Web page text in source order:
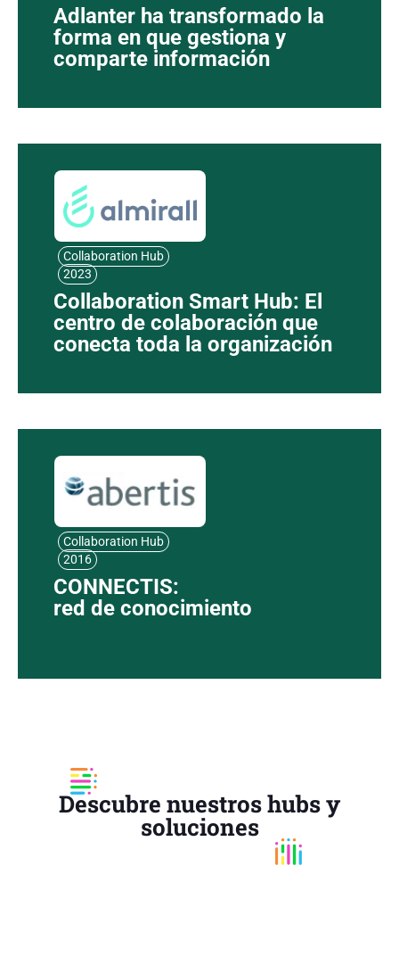
Adlanter ha transformado la
forma en que gestiona y
comparte información
Collaboration Hub
2023
Collaboration Smart Hub: El
centro de colaboración que
conecta toda la organización
Collaboration Hub
2016
CONNECTIS:
red de conocimiento
Descubre nuestros hubs y
soluciones